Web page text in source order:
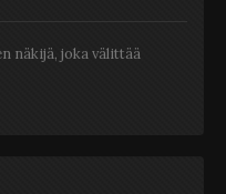
näkijä, joka välittää